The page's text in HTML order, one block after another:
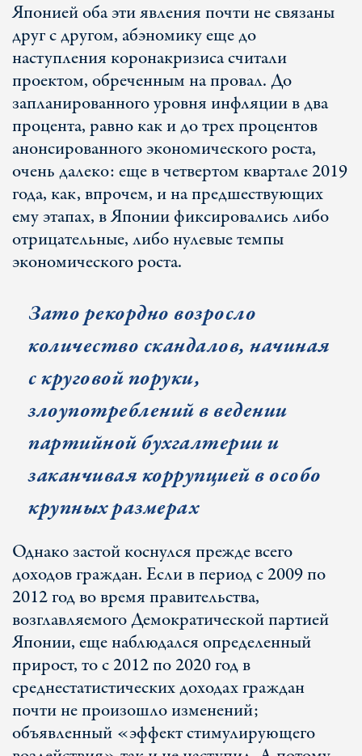
Японией оба эти явления почти не связаны
друг с другом, абэномику еще до
наступления коронакризиса считали
проектом, обреченным на провал. До
запланированного уровня инфляции в два
процента, равно как и до трех процентов
анонсированного экономического роста,
очень далеко: еще в четвертом квартале 2019
года, как, впрочем, и на предшествующих
ему этапах, в Японии фиксировались либо
отрицательные, либо нулевые темпы
экономического роста.
Зато рекордно возросло
количество скандалов, начиная
с круговой поруки,
злоупотреблений в ведении
партийной бухгалтерии и
заканчивая коррупцией в особо
крупных размерах
Однако застой коснулся прежде всего
доходов граждан. Если в период с 2009 по
2012 год во время правительства,
возглавляемого Демократической партией
Японии, еще наблюдался определенный
прирост, то с 2012 по 2020 год в
среднестатистических доходах граждан
почти не произошло изменений;
объявленный «эффект стимулирующего